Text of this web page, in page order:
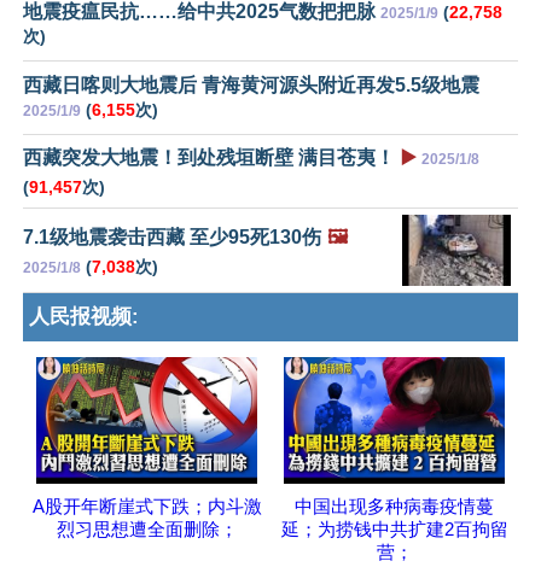
地震疫瘟民抗……给中共2025气数把把脉 2025/1/9 (22,758
次)
西藏日喀则大地震后 青海黄河源头附近再发5.5级地震
2025/1/9 (6,155次)
西藏突发大地震！到处残垣断壁 满目苍夷！ ▶️ 2025/1/8
(91,457次)
7.1级地震袭击西藏 至少95死130伤 🖼️
2025/1/8 (7,038次)
人民报视频:
A股开年断崖式下跌；内斗激
烈习思想遭全面删除；
中国出现多种病毒疫情蔓
延；为捞钱中共扩建2百拘留
营；